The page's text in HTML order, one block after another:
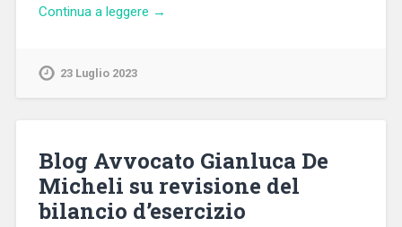
Continua a leggere →
23 Luglio 2023
Blog Avvocato Gianluca De
Micheli su revisione del
bilancio d’esercizio